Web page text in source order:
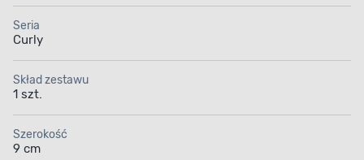
Seria
Curly
Skład zestawu
1 szt.
Szerokość
9 cm